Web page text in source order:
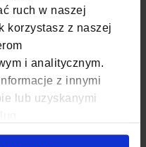
ruch w naszej
korzystasz z naszej
i analitycznym.
z innymi
lub uzyskanymi
5903689734240
9